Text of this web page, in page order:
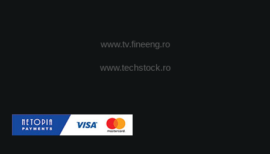
www.tv.fineeng.ro
www.techstock.ro